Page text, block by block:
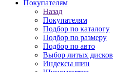
Покупателям
Назад
Покупателям
Подбор по каталогу
Подбор по размеру
Подбор по авто
Выбор литых дисков
Индексы шин